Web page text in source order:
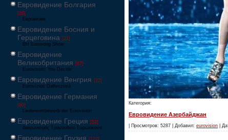
Евровидение Болгария
[26]
Евровизия
Евровидение Босния и
Герцеговина [21]
BH Eurosong Show
Евровидение
Великобритания [67]
Eurovision: You Decide
Евровидение Венгрия [22]
Eurovíziós Dalfesztivá
Евровидение Германия
[80]
Liederwettbewerb der Eurovision
Евровидение Греция [52]
Διαγωνισμός Τραγουδιού Ευρώεικονα
Евровидение Грузия [122]
Категория:
Евровидение Азербайджан
| Просмотров: 5287 | Добавил: eurovision |